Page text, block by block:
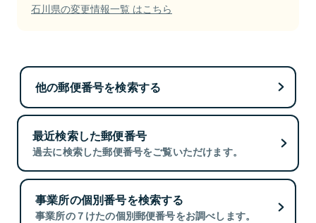
石川県の変更情報一覧 はこちら
他の郵便番号を検索する
最近検索した郵便番号
過去に検索した郵便番号をご覧いただけます。
事業所の個別番号を検索する
事業所の７けたの個別郵便番号をお調べします。